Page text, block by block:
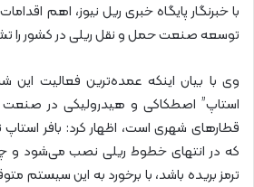
با خبرنگار پایگاه خبری ریل نیوز، اهم
توسعه صنعت حمل و نقل ریلی در کشور را
وی با بیان اینکه عمده‌ترین فعالیت این
استاپ” اصطکاکی و هیدرولیکی در
قطارهای شهری است، اظهار کرد: بافر
که در انتهای خطوط ریلی نصب می‌شود و
ترمز بریده باشد، با برخورد به این سیستم